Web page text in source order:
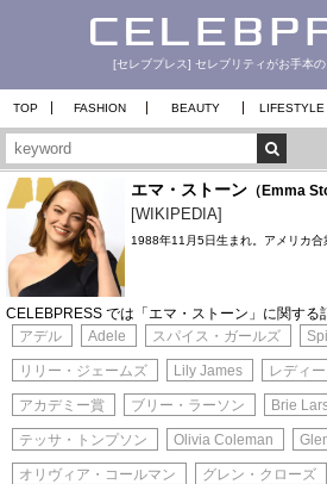
[セレブプレス] セレブリティがお手本
TOP FASHION BEAUTY LIFESTYLE
エマ・ストーン （Emma
[WIKIPEDIA]
1988年11月5日生まれ。アメリカ合
CELEBPRESS では「エマ・ストーン」に関する
アデル
Adele スパイス・ガールズ
リリー・ジェームズ Lily James レディ
アカデミー賞 ブリー・ラーソン Brie
テッサ・トンプソン Olivia Coleman
オリヴィア・コールマン グレン・クローズ